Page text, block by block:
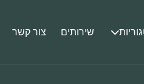
שירותים צור קשר